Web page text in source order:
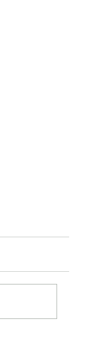
CHRISTI
11 de junio de